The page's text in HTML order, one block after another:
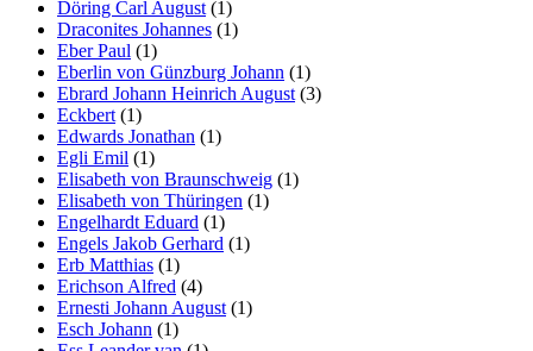
Döring Carl August (1)
Draconites Johannes (1)
Eber Paul (1)
Eberlin von Günzburg Johann (1)
Ebrard Johann Heinrich August (3)
Eckbert (1)
Edwards Jonathan (1)
Egli Emil (1)
Elisabeth von Braunschweig (1)
Elisabeth von Thüringen (1)
Engelhardt Eduard (1)
Engels Jakob Gerhard (1)
Erb Matthias (1)
Erichson Alfred (4)
Ernesti Johann August (1)
Esch Johann (1)